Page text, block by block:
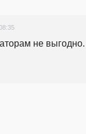
не выгодно.